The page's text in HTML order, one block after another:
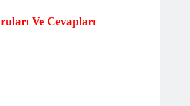
Ve Cevapları